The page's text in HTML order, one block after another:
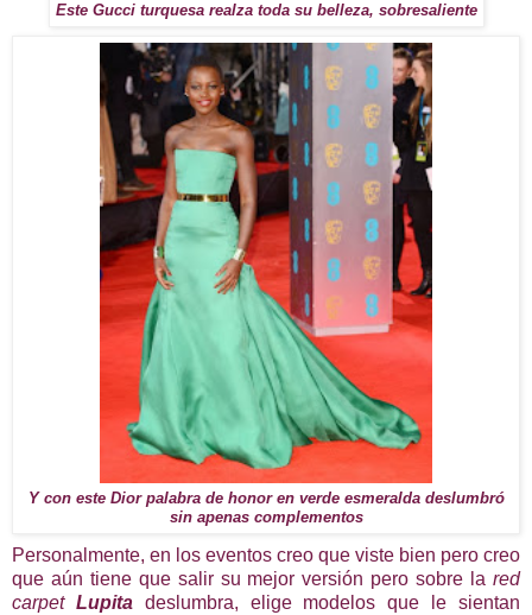
Este Gucci turquesa realza toda su belleza, sobresaliente
Y con este Dior palabra de honor en verde esmeralda deslumbró
sin apenas complementos
Personalmente, en los eventos creo que viste bien pero creo
que aún tiene que salir su mejor versión pero sobre la red
carpet Lupita deslumbra, elige modelos que le sientan